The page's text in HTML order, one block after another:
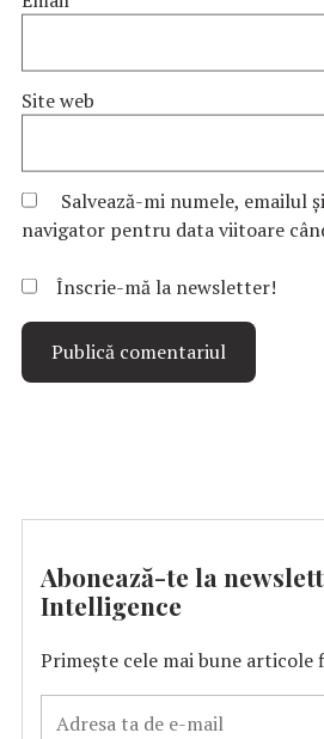
Site web
Salvează-mi numele, emailul
navigator pentru data viitoare
Înscrie-mă la newsletter!
Abonează-te la
Intelligence
Primește cele mai bune articole